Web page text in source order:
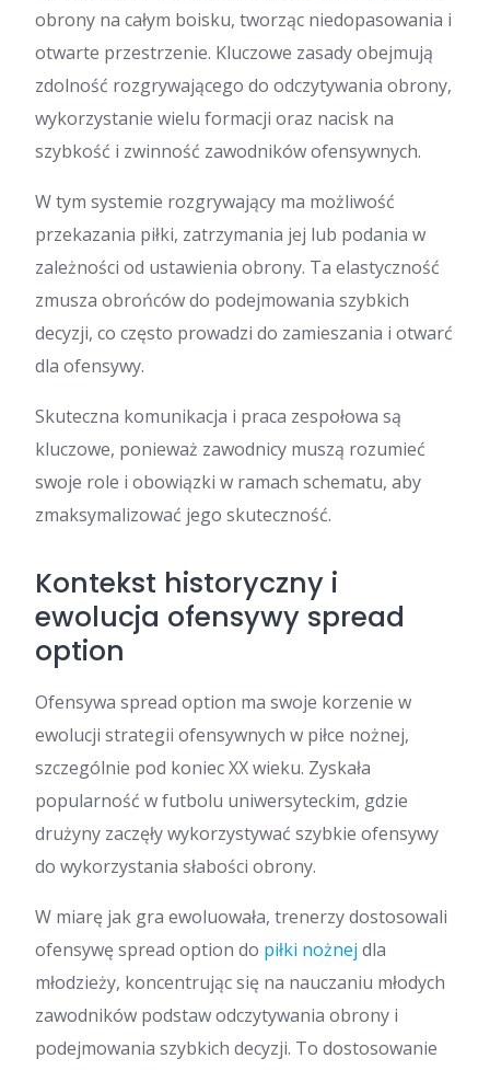
obrony na całym boisku, tworząc niedopasowania i
otwarte przestrzenie. Kluczowe zasady obejmują
zdolność rozgrywającego do odczytywania obrony,
wykorzystanie wielu formacji oraz nacisk na
szybkość i zwinność zawodników ofensywnych.
W tym systemie rozgrywający ma możliwość
przekazania piłki, zatrzymania jej lub podania w
zależności od ustawienia obrony. Ta elastyczność
zmusza obrońców do podejmowania szybkich
decyzji, co często prowadzi do zamieszania i otwarć
dla ofensywy.
Skuteczna komunikacja i praca zespołowa są
kluczowe, ponieważ zawodnicy muszą rozumieć
swoje role i obowiązki w ramach schematu, aby
zmaksymalizować jego skuteczność.
Kontekst historyczny i
ewolucja ofensywy spread
option
Ofensywa spread option ma swoje korzenie w
ewolucji strategii ofensywnych w piłce nożnej,
szczególnie pod koniec XX wieku. Zyskała
popularność w futbolu uniwersyteckim, gdzie
drużyny zaczęły wykorzystywać szybkie ofensywy
do wykorzystania słabości obrony.
W miarę jak gra ewoluowała, trenerzy dostosowali
ofensywę spread option do piłki nożnej dla
młodzieży, koncentrując się na nauczaniu młodych
zawodników podstaw odczytywania obrony i
podejmowania szybkich decyzji. To dostosowanie